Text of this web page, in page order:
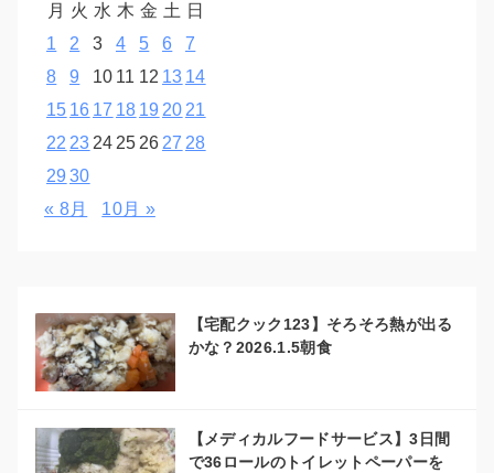
月 火 水 木 金 土 日
1
2 3 4 5 6
7
8
9 10 11 12 13 14
15 16 17 18 19 20 21
22 23 24 25 26 27 28
29 30
« 8月
10月 »
【宅配クック123】そろそろ熱が出る
かな？2026.1.5朝食
【メディカルフードサービス】3日間
で36ロールのトイレットペーパーを